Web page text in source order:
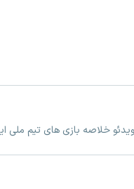
خلاصه بازی های تیم ملی